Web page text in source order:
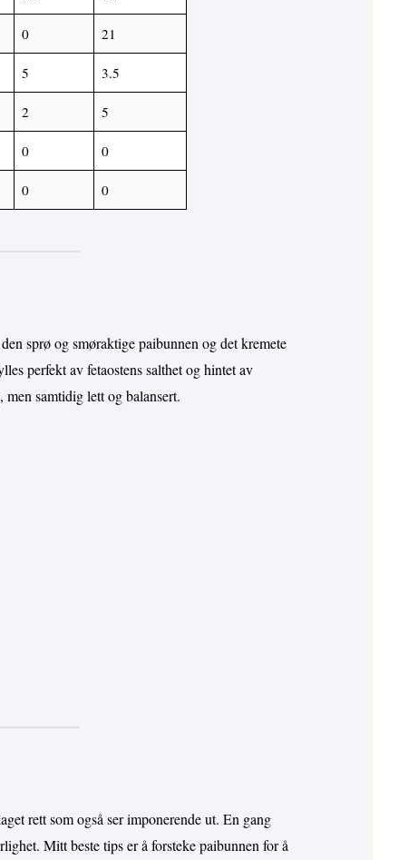
0 21
5 3.5
2 5
0 0
0 0
sprø og smøraktige paibunnen og det kremete
perfekt av fetaostens salthet og hintet av
samtidig lett og balansert.
rett som også ser imponerende ut. En gang
Mitt beste tips er å forsteke paibunnen for å